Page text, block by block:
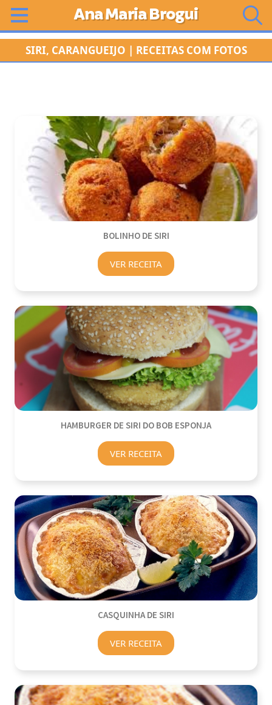
Ana Maria Brogui
SIRI, CARANGUEIJO | RECEITAS COM FOTOS
BOLINHO DE SIRI
VER RECEITA
HAMBURGER DE SIRI DO BOB ESPONJA
VER RECEITA
CASQUINHA DE SIRI
VER RECEITA